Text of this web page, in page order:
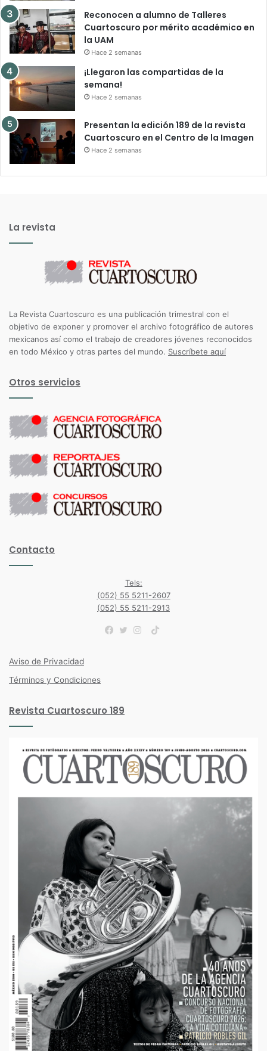
Reconocen a alumno de Talleres
Cuartoscuro por mérito académico en
la UAM
Hace 2 semanas
¡Llegaron las compartidas de la
semana!
Hace 2 semanas
Presentan la edición 189 de la revista
Cuartoscuro en el Centro de la Imagen
Hace 2 semanas
La revista
La Revista Cuartoscuro es una publicación trimestral con el
objetivo de exponer y promover el archivo fotográfico de autores
mexicanos así como el trabajo de creadores jóvenes reconocidos
en todo México y otras partes del mundo. Suscríbete aquí
Otros servicios
Contacto
Tels:
(052) 55 5211-2607
(052) 55 5211-2913
TikTok
Aviso de Privacidad
Términos y Condiciones
Revista Cuartoscuro 189